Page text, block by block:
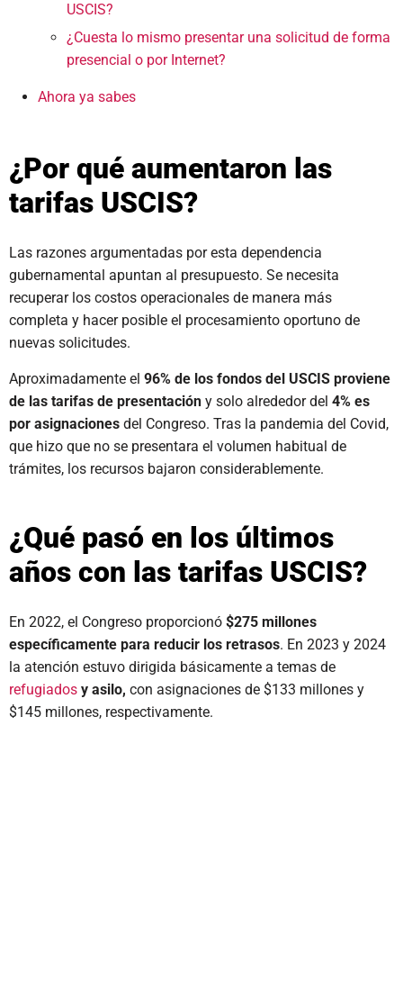
USCIS?
¿Cuesta lo mismo presentar una solicitud de forma
presencial o por Internet?
Ahora ya sabes
¿Por qué aumentaron las
tarifas USCIS?
Las razones argumentadas por esta dependencia
gubernamental apuntan al presupuesto. Se necesita
recuperar los costos operacionales de manera más
completa y hacer posible el procesamiento oportuno de
nuevas solicitudes.
Aproximadamente el 96% de los fondos del USCIS proviene
de las tarifas de presentación y solo alrededor del 4% es
por asignaciones del Congreso. Tras la pandemia del Covid,
que hizo que no se presentara el volumen habitual de
trámites, los recursos bajaron considerablemente.
¿Qué pasó en los últimos
años con las tarifas USCIS?
En 2022, el Congreso proporcionó $275 millones
específicamente para reducir los retrasos. En 2023 y 2024
la atención estuvo dirigida básicamente a temas de
refugiados y asilo, con asignaciones de $133 millones y
$145 millones, respectivamente.